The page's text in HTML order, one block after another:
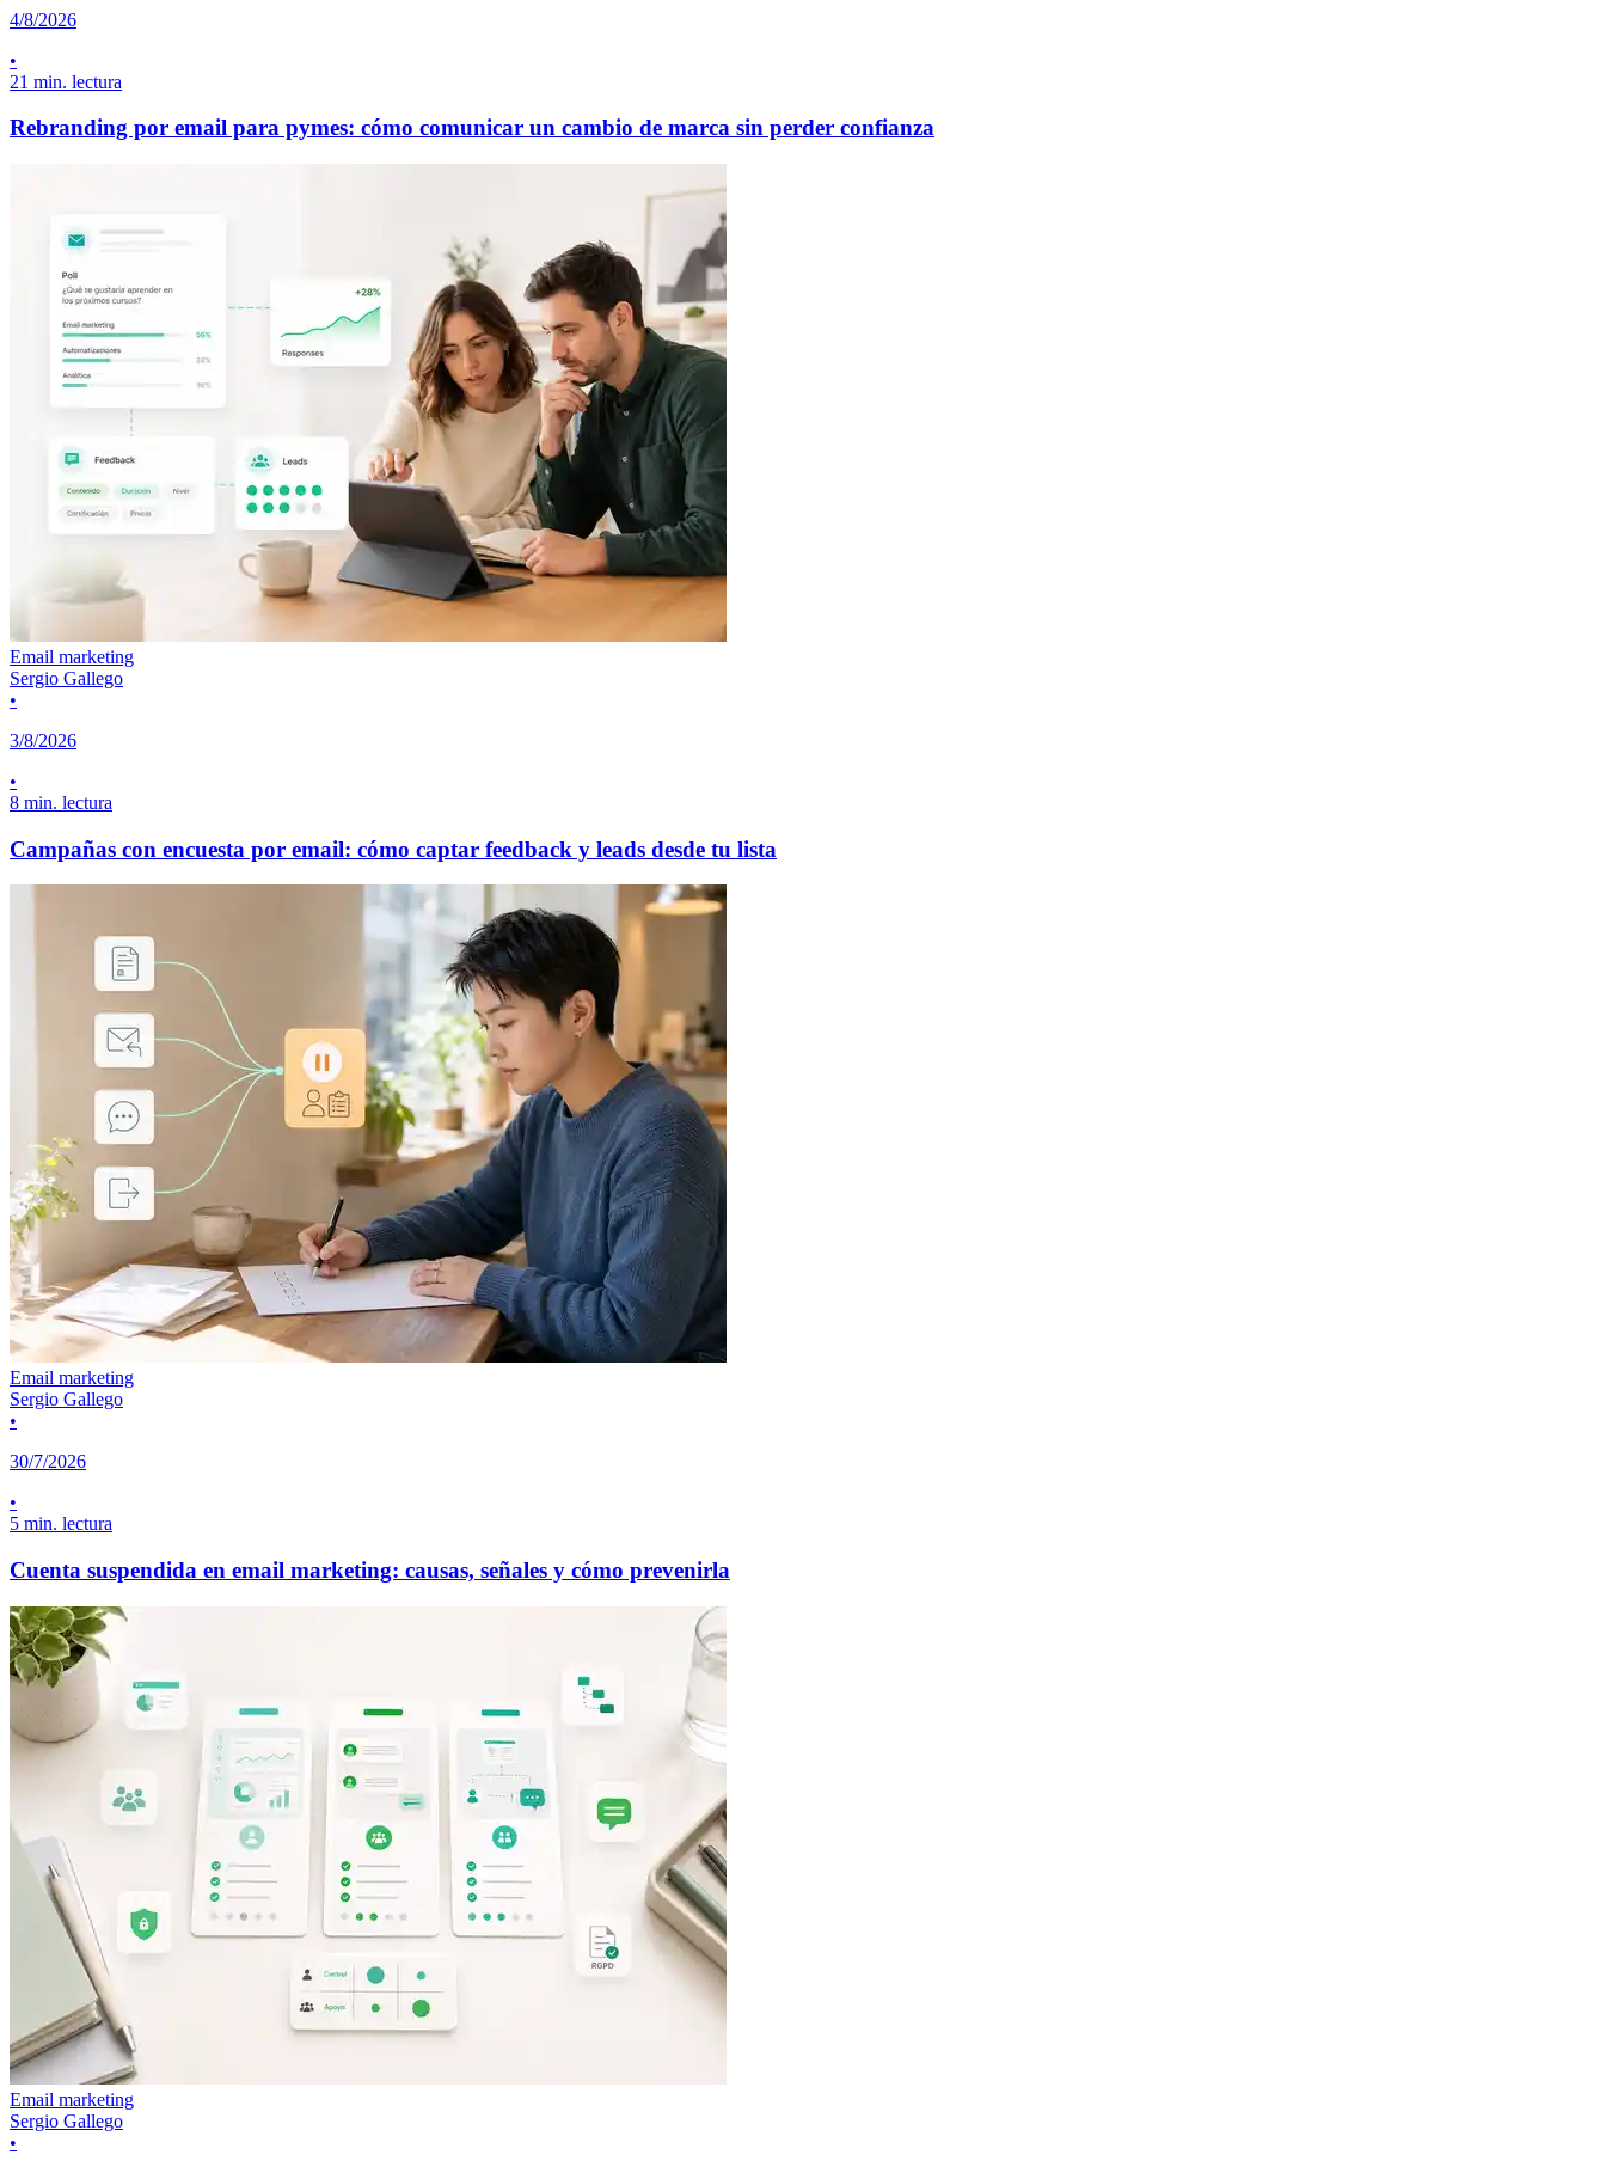
4/8/2026
•
21 min. lectura
Rebranding por email para pymes: cómo comunicar un cambio de marca sin perder confianza
Email marketing
Sergio Gallego
•
3/8/2026
•
8 min. lectura
Campañas con encuesta por email: cómo captar feedback y leads desde tu lista
Email marketing
Sergio Gallego
•
30/7/2026
•
5 min. lectura
Cuenta suspendida en email marketing: causas, señales y cómo prevenirla
Email marketing
Sergio Gallego
•